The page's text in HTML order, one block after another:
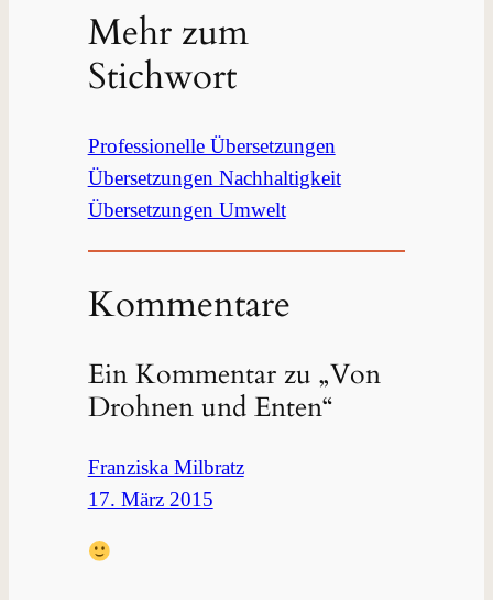
Mehr zum
Stichwort
Professionelle Übersetzungen
Übersetzungen Nachhaltigkeit
Übersetzungen Umwelt
Kommentare
Ein Kommentar zu „Von
Drohnen und Enten“
Franziska Milbratz
17. März 2015